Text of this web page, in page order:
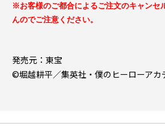
※お客様のご都合によるご注文のキャンセ
んのでご注意ください。
発売元：東宝
©堀越耕平／集英社・僕のヒーローアカ